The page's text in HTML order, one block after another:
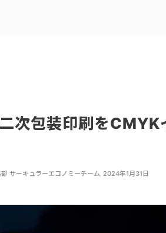
次包装印刷をCMYK
サーキュラーエコノミーチーム, 2024年1月31日